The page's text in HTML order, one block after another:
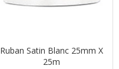
Ruban Satin Blanc 25mm X
25m